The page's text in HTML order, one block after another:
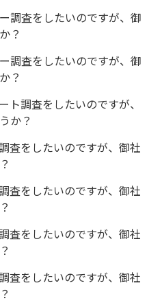
調査をしたいのですが、御
？
調査をしたいのですが、御
？
ト調査をしたいのですが、
か？
査をしたいのですが、御社
査をしたいのですが、御社
査をしたいのですが、御社
査をしたいのですが、御社